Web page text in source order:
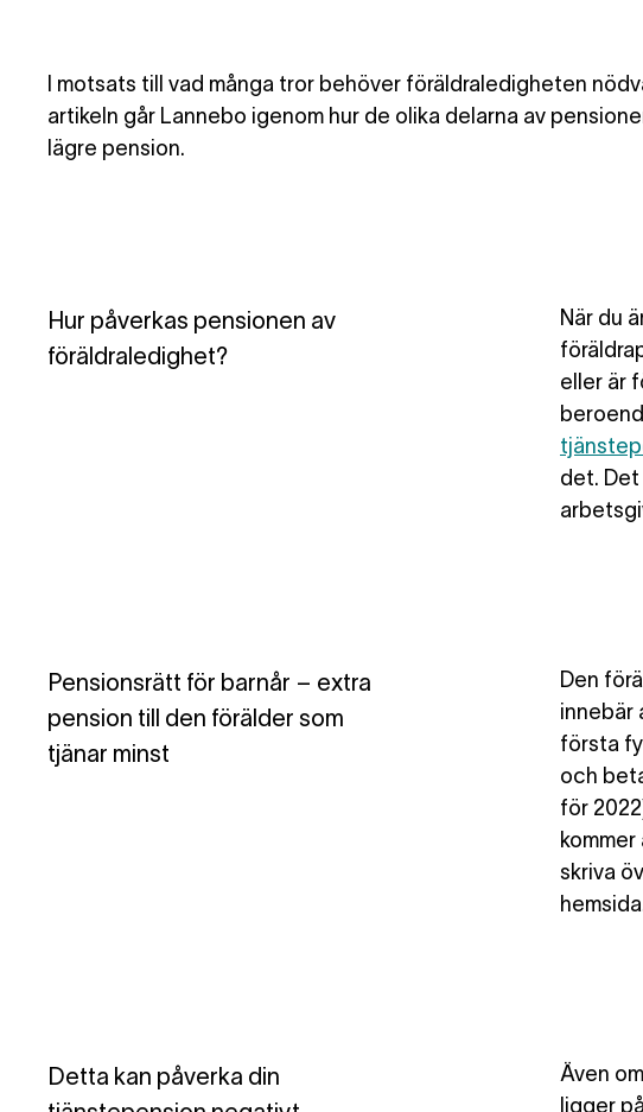
I motsats till vad många tror behöver föräldraledigheten
artikeln går Lannebo igenom hur de olika delarna av
lägre pension.
Hur påverkas pensionen av
föräldraledighet?
När du
eller är
det.
Pensionsrätt för barnår – extra
pension till den förälder som
tjänar minst
Den
innebär
första
och
för
skriva
Detta kan påverka din
Även
ligger